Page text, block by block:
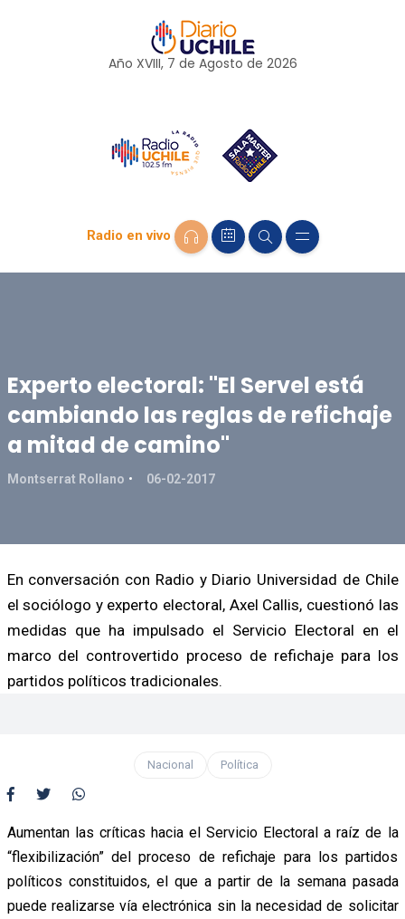
Año XVIII, 7 de Agosto de 2026
Radio en vivo
Experto electoral: "El Servel está
cambiando las reglas de refichaje
a mitad de camino"
Montserrat Rollano 06-02-2017
En conversación con Radio y Diario Universidad de Chile
el sociólogo y experto electoral, Axel Callis, cuestionó las
medidas que ha impulsado el Servicio Electoral en el
marco del controvertido proceso de refichaje para los
partidos políticos tradicionales.
Nacional Política
Aumentan las críticas hacia el Servicio Electoral a raíz de la
“flexibilización” del proceso de refichaje para los partidos
políticos constituidos, el que a partir de la semana pasada
puede realizarse vía electrónica sin la necesidad de solicitar